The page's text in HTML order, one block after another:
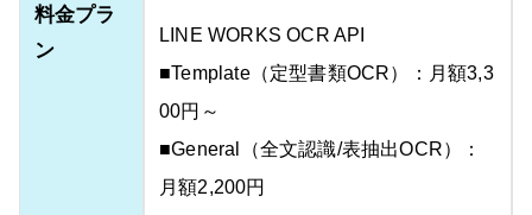
料金プラ
ン
LINE WORKS OCR API
■Template（定型書類OCR）：月額3,3
00円～
■General（全文認識/表抽出OCR）：
月額2,200円